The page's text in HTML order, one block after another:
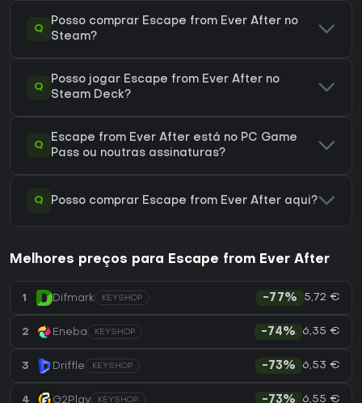
Q
Posso comprar Escape from Ever After no
Steam?
Q
Posso jogar Escape from Ever After no
Steam Deck?
Q
Escape from Ever After está no PC Game
Pass ou noutras assinaturas?
Q Posso comprar Escape from Ever After aqui?
Melhores preços para Escape from Ever After
1 Difmark KEYSHOP -77% 5,72 €
2 Eneba KEYSHOP -74% 6,35 €
3 Driffle KEYSHOP -73% 6,53 €
4 G2Play KEYSHOP -73% 6,55 €